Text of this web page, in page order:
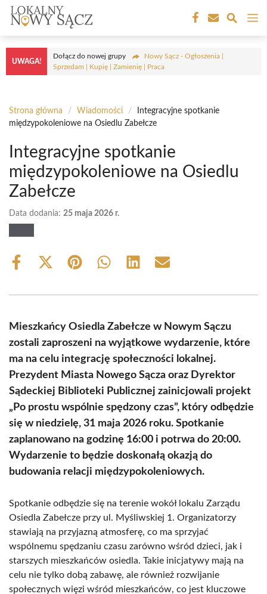
Przejdź
treści
UWAGA!
Dołącz do nowej grupy
Nowy Sącz - Ogłoszenia |
Sprzedam | Kupię | Zamienię | Praca
Strona główna / Wiadomości /
Integracyjne spotkanie
międzypokoleniowe na Osiedlu Zabełcze
Integracyjne spotkanie
międzypokoleniowe na Osiedlu
Zabełcze
Data dodania: 25 maja 2026 r.
Share
Share
(Twitter)
Share Share Share Share
Mieszkańcy Osiedla Zabełcze w Nowym Sączu
zostali zaproszeni na wyjątkowe wydarzenie, które
ma na celu integrację społeczności lokalnej.
Prezydent Miasta Nowego Sącza oraz Dyrektor
Sądeckiej Biblioteki Publicznej zainicjowali projekt
„Po prostu wspólnie spędzony czas”, który odbędzie
się w niedzielę, 31 maja 2026 roku. Spotkanie
zaplanowano na godzinę 16:00 i potrwa do 20:00.
Wydarzenie to będzie doskonałą okazją do
budowania relacji międzypokoleniowych.
Spotkanie odbędzie się na terenie wokół lokalu Zarządu
Osiedla Zabełcze przy ul. Myśliwskiej 1. Organizatorzy
stawiają na przyjazną atmosferę, co ma sprzyjać
wspólnemu spędzaniu czasu zarówno wśród dzieci, jak i
starszych mieszkańców osiedla. Takie inicjatywy mają na
celu nie tylko dobą zabawę, ale również rozwijanie
społecznych więzi wśród mieszkańców, co jest kluczowe